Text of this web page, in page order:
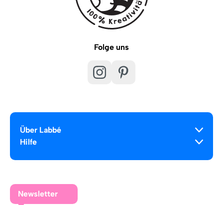
Folge uns
Über Labbé
Hilfe
Newsletter